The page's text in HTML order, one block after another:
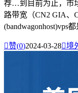
荐…到目前为止，市
路带宽（CN2 GIA、
(bandwagonhost)vps
赞(0)2024-03-28境